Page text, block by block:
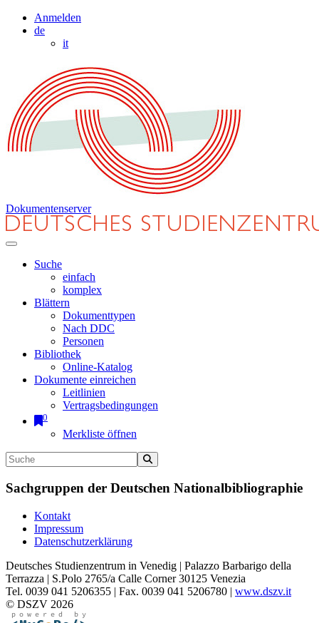
Anmelden
de
it
Dokumentenserver
Suche
einfach
komplex
Blättern
Dokumenttypen
Nach DDC
Personen
Bibliothek
Online-Katalog
Dokumente einreichen
Leitlinien
Vertragsbedingungen
0
Merkliste öffnen
Sachgruppen der Deutschen Nationalbibliographie
Kontakt
Impressum
Datenschutzerklärung
Deutsches Studienzentrum in Venedig | Palazzo Barbarigo della
Terrazza | S.Polo 2765/a Calle Corner 30125 Venezia
Tel. 0039 041 5206355 | Fax. 0039 041 5206780 | www.dszv.it
© DSZV 2026